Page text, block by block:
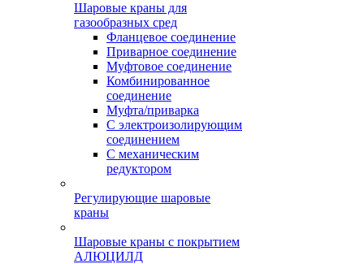
Шаровые краны для
газообразных сред
Фланцевое соединение
Приварное соединение
Муфтовое соединение
Комбинированное
соединение
Муфта/приварка
С электроизолирующим
соединением
С механическим
редуктором
Регулирующие шаровые
краны
Шаровые краны с покрытием
АЛЮЦИЛД